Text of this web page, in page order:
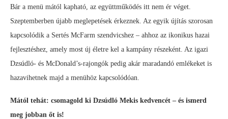
Bár a menü mától kapható, az együttműködés itt nem ér véget.
Szeptemberben újabb meglepetések érkeznek. Az egyik újítás szorosan
kapcsolódik a Sertés McFarm szendvicshez – ahhoz az ikonikus hazai
fejlesztéshez, amely most új életre kel a kampány részeként. Az igazi
Dzsúdló- és McDonald’s-rajongók pedig akár maradandó emlékeket is
hazavihetnek majd a menühöz kapcsolódóan.
Mától tehát: csomagold ki Dzsúdló Mekis kedvencét – és ismerd
meg jobban őt is!